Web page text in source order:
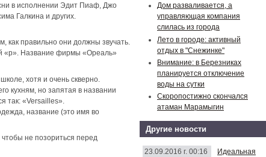
в исполнении Эдит Пиаф, Джо
Галкина и других.
как правильно они должны звучать.
«р». Название фирмы «Ореаль»
хотя и очень скверно.
кухням, но запятая в названии
так: «Versailles».
название (это имя во
не позориться перед
Дом разваливается, а
управляющая компания
слилась из города
Лето в городе: активный
отдых в "Снежинке"
Внимание: в Березниках
планируется отключение
воды на сутки
Скоропостижно скончался
атаман Марамыгин
Другие новости
23.09.2016 г. 00:16
Идеальная